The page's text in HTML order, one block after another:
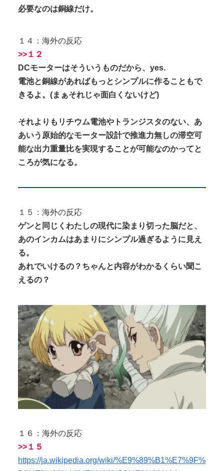
必要なのは銅線だけ。
１４：海外の反応
>>１２
DCモーターはそういうものだから、yes.
電池と銅線があればもっとシンプルに作ることもで
きるよ。(まぁそれじゃ面白くないけど)
それよりもリチウム電池やトランジスタのない、あ
あいう原始的なモーター設計で推進力無しの滞空可
能な出力重量比を実現することが可能なのかってと
ころが気になる。
１５：海外の反応
ゲンと同じくわたしの現代に染まり切った脳だと、
あのインカムはあまりにシンプル過ぎるように見え
る。
あれでいけるの？ちゃんと内容がわかるくらい聞こ
えるの？
１６：海外の反応
>>１５
https://ja.wikipedia.org/wiki/%E9%89%B1%E7%9F%